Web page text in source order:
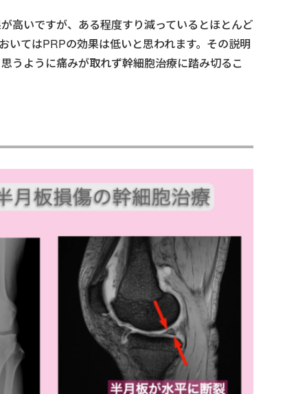
高いですが、ある程度すり減っているとほとんど
いてはPRPの効果は低いと思われます。その説明
うように痛みが取れず幹細胞治療に踏み切るこ